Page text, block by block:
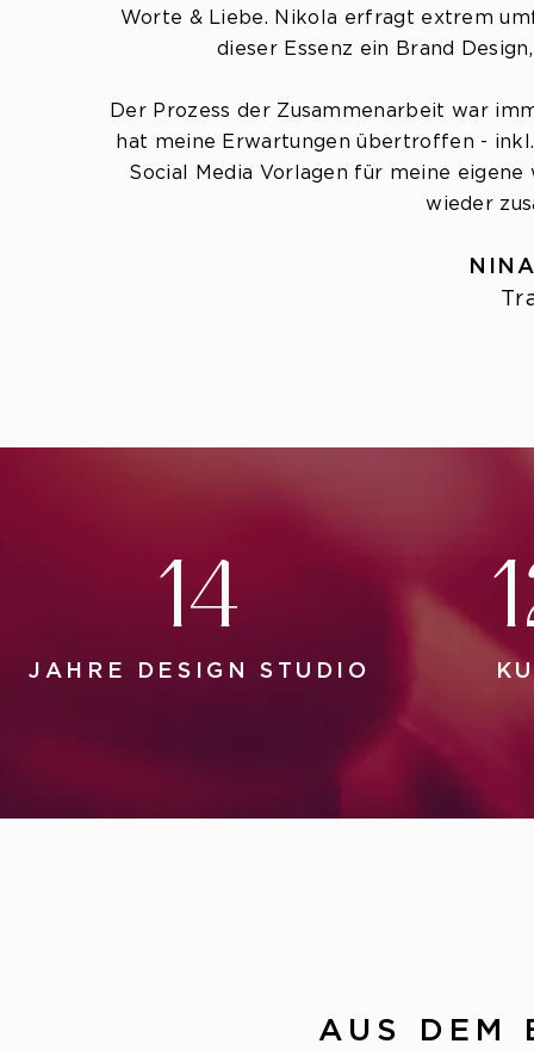
Worte & Liebe. Nikola erfragt extrem
dieser Essenz ein Brand
Der Prozess der Zusammenarbeit war
hat meine Erwartungen übertroffen -
Social Media Vorlagen für meine
wieder
14
JAHRE DESIGN STUDIO
AUS DEM